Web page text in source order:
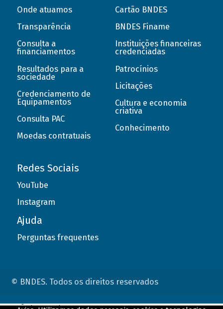
Onde atuamos
Transparência
Consulta a
financiamentos
Resultados para a
sociedade
Credenciamento de
Equipamentos
Consulta PAC
Moedas contratuais
Cartão BNDES
BNDES Finame
Instituições financeiras
credenciadas
Patrocínios
Licitações
Cultura e economia
criativa
Conhecimento
Redes Sociais
YouTube
Instagram
Ajuda
Perguntas frequentes
© BNDES. Todos os direitos reservados